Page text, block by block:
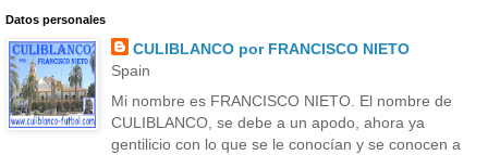
Datos personales
CULIBLANCO por FRANCISCO NIETO
Spain
Mi nombre es FRANCISCO NIETO. El nombre de
CULIBLANCO, se debe a un apodo, ahora ya
gentilicio con lo que se le conocían y se conocen a